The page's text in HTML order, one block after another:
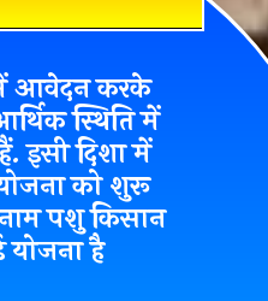
आवेदन करके
स्थिति में
इसी दिशा में
को शुरू
पशु किसान
योजना है